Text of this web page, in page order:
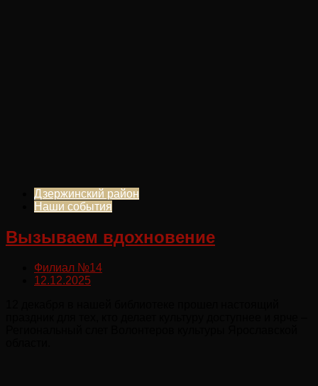
Дзержинский район
Наши события
Вызываем вдохновение
Филиал №14
12.12.2025